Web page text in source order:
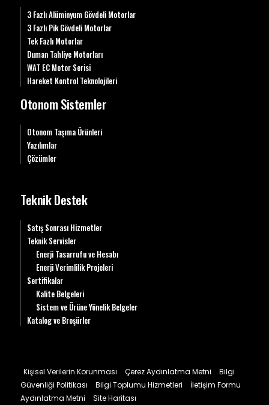
3 Fazlı Alüminyum Gövdeli Motorlar
3 Fazlı Pik Gövdeli Motorlar
Tek Fazlı Motorlar
Duman Tahliye Motorları
WAT EC Motor Serisi
Hareket Kontrol Teknolojileri
Otonom Sistemler
Otonom Taşıma Ürünleri
Yazılımlar
Çözümler
Teknik Destek
Satış Sonrası Hizmetler
Teknik Servisler
Enerji Tasarrufu ve Hesabı
Enerji Verimlilik Projeleri
Sertifikalar
Kalite Belgeleri
Sistem ve Ürüne Yönelik Belgeler
Katalog ve Broşürler
Kişisel Verilerin Korunması Çerez Aydınlatma Metni
Bilgi
Güvenliği Politikası
Bilgi Toplumu Hizmetleri
İletişim Formu
Aydınlatma Metni
Site Haritası